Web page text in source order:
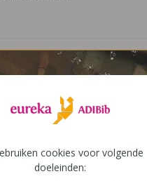
cookies voor volgende
doeleinden: